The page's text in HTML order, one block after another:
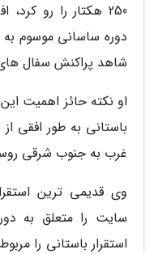
250 هکتار را رو
دوره ساسانی موسوم به
شاهد پراکنش سفال
او نکته حائز اهمیت
باستانی به طور افقی
غرب به جنوب شرقی
وی قدیمی ترین
سایت را متعلق به
استقرار باستانی را